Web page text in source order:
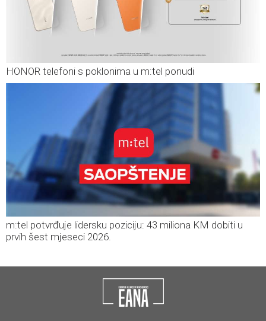
HONOR telefoni s poklonima u m:tel ponudi
m:tel potvrđuje lidersku poziciju: 43 miliona KM dobiti u
prvih šest mjeseci 2026.